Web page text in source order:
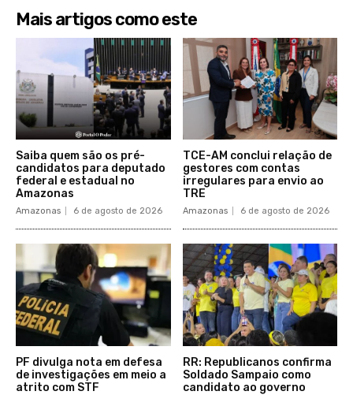
Mais artigos como este
Saiba quem são os pré-
candidatos para deputado
federal e estadual no
Amazonas
Amazonas 6 de agosto de 2026
TCE-AM conclui relação de
gestores com contas
irregulares para envio ao
TRE
Amazonas 6 de agosto de 2026
PF divulga nota em defesa
de investigações em meio a
atrito com STF
RR: Republicanos confirma
Soldado Sampaio como
candidato ao governo